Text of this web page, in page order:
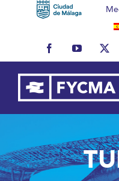
FacebookYouTubeX